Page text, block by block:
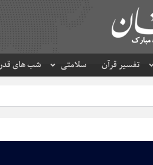
تفسیر قرآن سلامتی شب های قدر